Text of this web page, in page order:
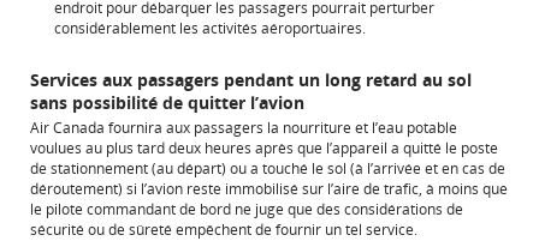
endroit pour débarquer les passagers pourrait perturber
considérablement les activités aéroportuaires.
Services aux passagers pendant un long retard au sol
sans possibilité de quitter l’avion
Air Canada fournira aux passagers la nourriture et l’eau potable
voulues au plus tard deux heures après que l’appareil a quitté le poste
de stationnement (au départ) ou a touché le sol (à l’arrivée et en cas de
déroutement) si l’avion reste immobilisé sur l’aire de trafic, à moins que
le pilote commandant de bord ne juge que des considérations de
sécurité ou de sûreté empêchent de fournir un tel service.